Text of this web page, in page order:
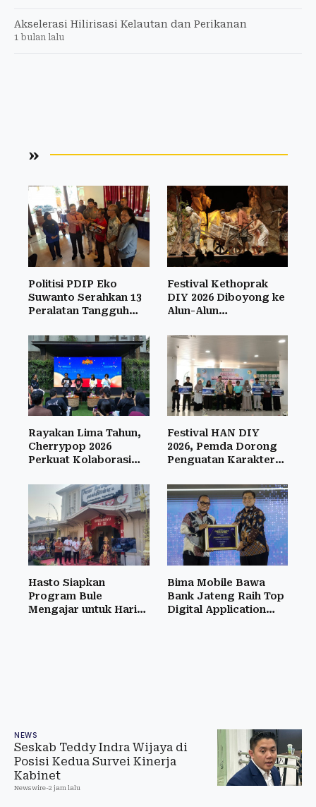
Akselerasi Hilirisasi Kelautan dan Perikanan
1 bulan lalu
»
Politisi PDIP Eko
Suwanto Serahkan 13
Peralatan Tangguh
Festival Kethoprak
DIY 2026 Diboyong ke
Alun-Alun
Rayakan Lima Tahun,
Cherrypop 2026
Perkuat Kolaborasi
Festival HAN DIY
2026, Pemda Dorong
Penguatan Karakter
Hasto Siapkan
Program Bule
Mengajar untuk Hari
Bima Mobile Bawa
Bank Jateng Raih Top
Digital Application
NEWS
Seskab Teddy Indra Wijaya di
Posisi Kedua Survei Kinerja
Kabinet
Newswire-2 jam lalu